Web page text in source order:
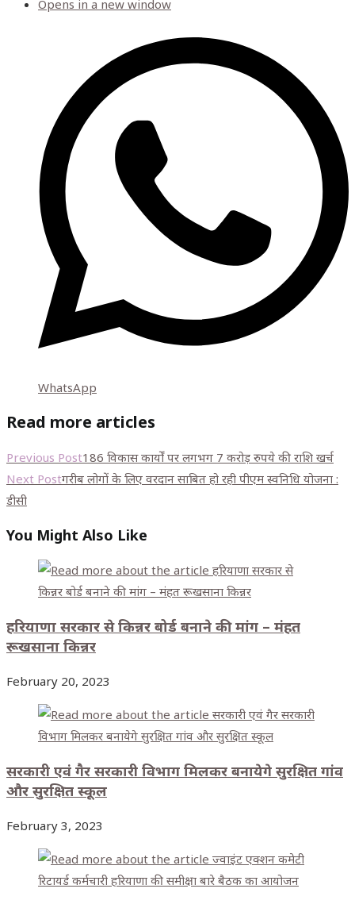
Opens in a new window
WhatsApp
Read more articles
Previous Post186 विकास कार्यों पर लगभग 7 करोड़ रुपये की राशि खर्च
Next Postगरीब लोगों के लिए वरदान साबित हो रही पीएम स्वनिधि योजना :
डीसी
You Might Also Like
हरियाणा सरकार से किन्नर बोर्ड बनाने की मांग – मंहत
रूखसाना किन्नर
February 20, 2023
सरकारी एवं गैर सरकारी विभाग मिलकर बनायेगे सुरक्षित गांव
और सुरक्षित स्कूल
February 3, 2023